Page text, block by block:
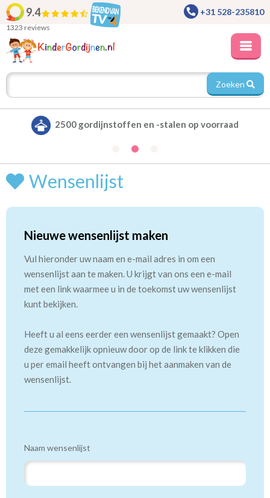
9.4
1323 reviews
+31 528-235810
Zoeken
2500 gordijnstoffen en -stalen op voorraad
Wensenlijst
Nieuwe wensenlijst maken
Vul hieronder uw naam en e-mail adres in om een
wensenlijst aan te maken. U krijgt van ons een e-mail
met een link waarmee u in de toekomst uw wensenlijst
kunt bekijken.
Heeft u al eens eerder een wensenlijst gemaakt? Open
deze gemakkelijk opnieuw door op de link te klikken die
u per email heeft ontvangen bij het aanmaken van de
wensenlijst.
Naam wensenlijst